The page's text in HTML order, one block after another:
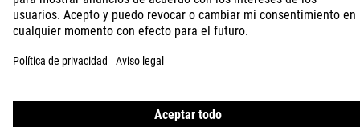
© 2026 Paramètres de confidentialité